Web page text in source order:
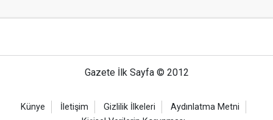
Gazete İlk Sayfa © 2012
Künye İletişim Gizlilik İlkeleri
Aydınlatma Metni